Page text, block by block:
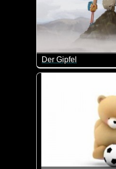
Der Gipfel
Je härter der